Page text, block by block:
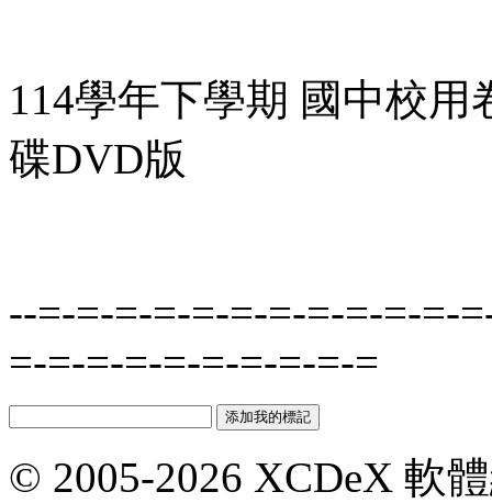
114學年下學期 國中校
碟DVD版
--=-=-=-=-=-=-=-=-=-=-=-
=-=-=-=-=-=-=-=-=-=
© 2005-2026 XCDeX 軟